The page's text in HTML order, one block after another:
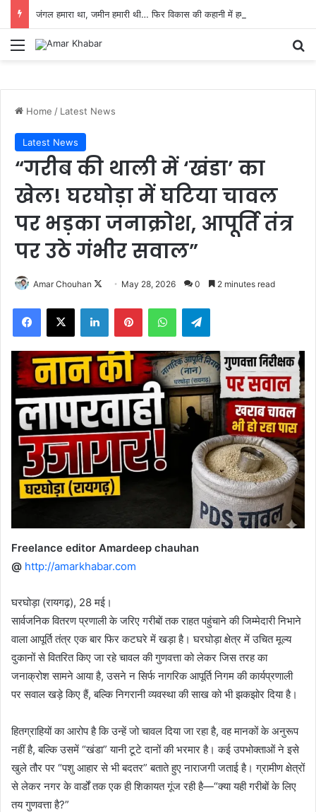
Menu
Home / Latest News
Latest News
“गरीब की थाली में ‘खंडा’ का
खेल! घरघोड़ा में घटिया चावल
पर भड़का जनाक्रोश, आपूर्ति तंत्र
पर उठे गंभीर सवाल”
Amar Chouhan
FollowMay 28, 2026 0 2 minutes read
Facebook
X LinkedInPinterestWhatsAppTelegram
Freelance editor Amardeep chauhan
@ http://amarkhabar.com
घरघोड़ा (रायगढ़), 28 मई।
सार्वजनिक वितरण प्रणाली के जरिए गरीबों तक राहत पहुंचाने की जिम्मेदारी निभाने
वाला आपूर्ति तंत्र एक बार फिर कटघरे में खड़ा है। घरघोड़ा क्षेत्र में उचित मूल्य
दुकानों से वितरित किए जा रहे चावल की गुणवत्ता को लेकर जिस तरह का
जनाक्रोश सामने आया है, उसने न सिर्फ नागरिक आपूर्ति निगम की कार्यप्रणाली
पर सवाल खड़े किए हैं, बल्कि निगरानी व्यवस्था की साख को भी झकझोर दिया है।
हितग्राहियों का आरोप है कि उन्हें जो चावल दिया जा रहा है, वह मानकों के अनुरूप
नहीं है, बल्कि उसमें “खंडा” यानी टूटे दानों की भरमार है। कई उपभोक्ताओं ने इसे
खुले तौर पर “पशु आहार से भी बदतर” बताते हुए नाराजगी जताई है। ग्रामीण क्षेत्रों
से लेकर नगर के वार्डों तक एक ही शिकायत गूंज रही है—“क्या यही गरीबों के लिए
तय गुणवत्ता है?”